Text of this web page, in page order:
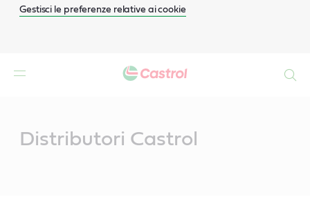
Gestisci le preferenze relative ai cookie
Distributori Castrol